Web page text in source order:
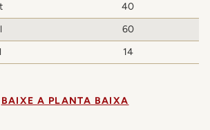
40
60
14
BAIXE A PLANTA BAIXA